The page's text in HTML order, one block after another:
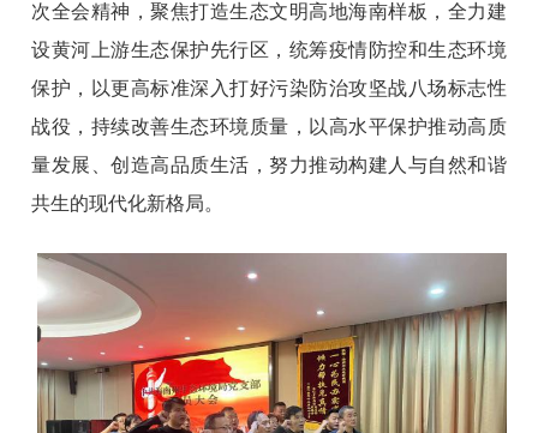
次全会精神，聚焦打造生态文明高地海南样板，全力建
设黄河上游生态保护先行区，统筹疫情防控和生态环境
保护，以更高标准深入打好污染防治攻坚战八场标志性
战役，持续改善生态环境质量，以高水平保护推动高质
量发展、创造高品质生活，努力推动构建人与自然和谐
共生的现代化新格局。